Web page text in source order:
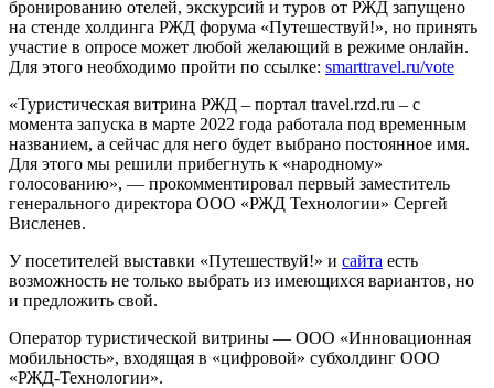
бронированию отелей, экскурсий и туров от РЖД запущено
на стенде холдинга РЖД форума «Путешествуй!», но принять
участие в опросе может любой желающий в режиме онлайн.
Для этого необходимо пройти по ссылке: smarttravel.ru/vote
«Туристическая витрина РЖД – портал travel.rzd.ru – с
момента запуска в марте 2022 года работала под временным
названием, а сейчас для него будет выбрано постоянное имя.
Для этого мы решили прибегнуть к «народному»
голосованию», — прокомментировал первый заместитель
генерального директора ОOО «РЖД Технологии» Сергей
Висленев.
У посетителей выставки «Путешествуй!» и сайта есть
возможность не только выбрать из имеющихся вариантов, но
и предложить свой.
Оператор туристической витрины — ООО «Инновационная
мобильность», входящая в «цифровой» субхолдинг ООО
«РЖД-Технологии».